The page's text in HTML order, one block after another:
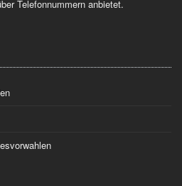
Telefonnummern anbietet.